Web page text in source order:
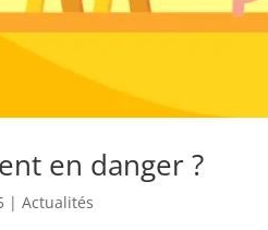
en danger ?
|Actualités